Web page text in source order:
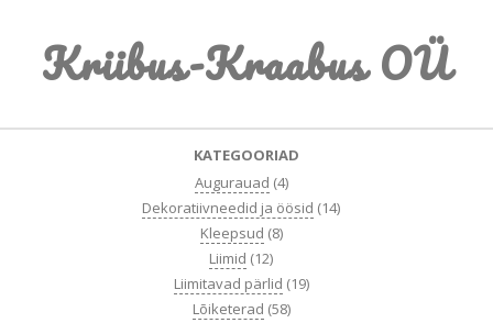
contentKriibus-Kraabus OÜ
KATEGOORIAD
Augurauad (4)
Dekoratiivneedid ja öösid (14)
Kleepsud (8)
Liimid (12)
Liimitavad pärlid (19)
Lõiketerad (58)